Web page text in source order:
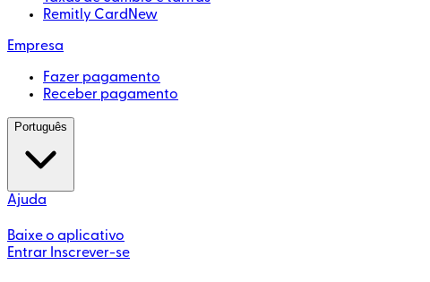
Remitly Card New
Empresa
Fazer pagamento
Receber pagamento
Português
Ajuda
Baixe o aplicativo
Entrar Inscrever-se